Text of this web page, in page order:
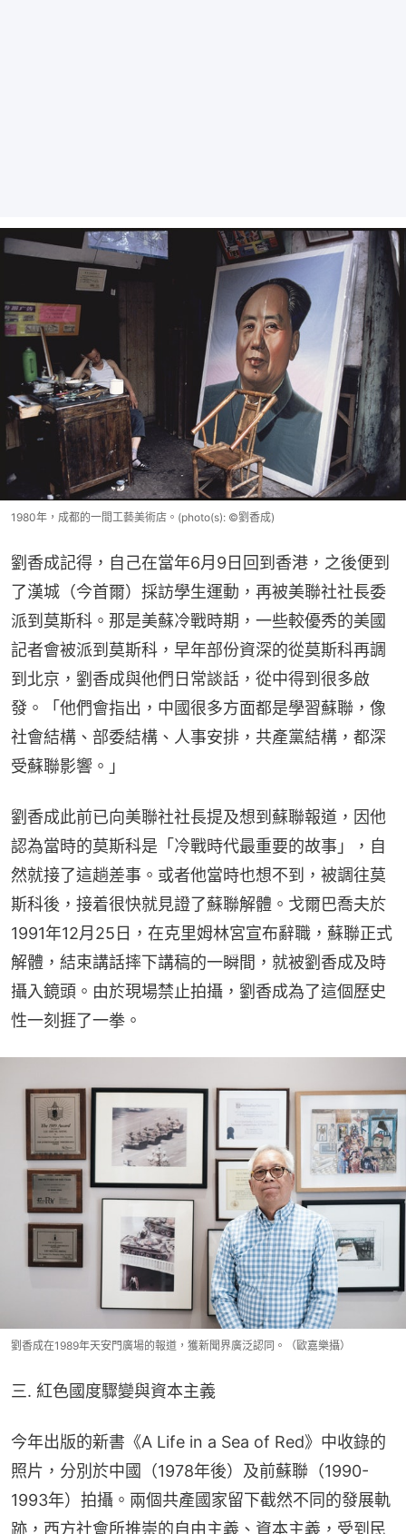
1980年，成都的一間工藝美術店。(photo(s): ©劉香成)
劉香成記得，自己在當年6月9日回到香港，之後便到
了漢城（今首爾）採訪學生運動，再被美聯社社長委
派到莫斯科。那是美蘇冷戰時期，一些較優秀的美國
記者會被派到莫斯科，早年部份資深的從莫斯科再調
到北京，劉香成與他們日常談話，從中得到很多啟
發。「他們會指出，中國很多方面都是學習蘇聯，像
社會結構、部委結構、人事安排，共產黨結構，都深
受蘇聯影響。」
劉香成此前已向美聯社社長提及想到蘇聯報道，因他
認為當時的莫斯科是「冷戰時代最重要的故事」，自
然就接了這趟差事。或者他當時也想不到，被調往莫
斯科後，接着很快就見證了蘇聯解體。戈爾巴喬夫於
1991年12月25日，在克里姆林宮宣布辭職，蘇聯正式
解體，結束講話摔下講稿的一瞬間，就被劉香成及時
攝入鏡頭。由於現場禁止拍攝，劉香成為了這個歷史
性一刻捱了一拳。
劉香成在1989年天安門廣場的報道，獲新聞界廣泛認同。（歐嘉樂攝）
三. 紅色國度驟變與資本主義
今年出版的新書《A Life in a Sea of Red》中收錄的
照片，分別於中國（1978年後）及前蘇聯（1990-
1993年）拍攝。兩個共產國家留下截然不同的發展軌
跡，西方社會所推崇的自由主義、資本主義，受到民